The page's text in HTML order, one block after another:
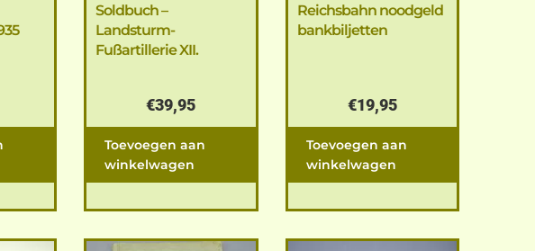
Soldbuch –
Landsturm-
Fußartillerie XII.
€39,95
Toevoegen aan
winkelwagen
Reichsbahn noodgeld
bankbiljetten
€19,95
Toevoegen aan
winkelwagen